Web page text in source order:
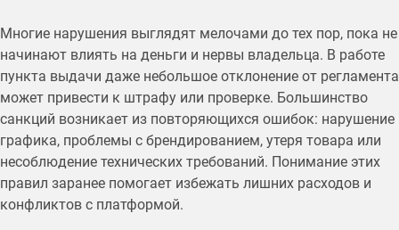
Многие нарушения выглядят мелочами до тех пор, пока не
начинают влиять на деньги и нервы владельца. В работе
пункта выдачи даже небольшое отклонение от регламента
может привести к штрафу или проверке. Большинство
санкций возникает из повторяющихся ошибок: нарушение
графика, проблемы с брендированием, утеря товара или
несоблюдение технических требований. Понимание этих
правил заранее помогает избежать лишних расходов и
конфликтов с платформой.